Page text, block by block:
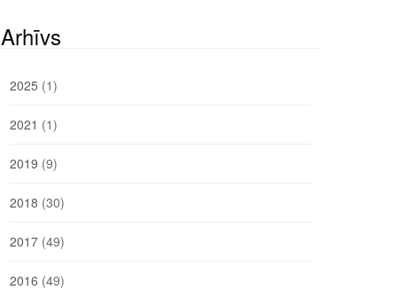
Arhīvs
2025 (1)
2021 (1)
2019 (9)
2018 (30)
2017 (49)
2016 (49)